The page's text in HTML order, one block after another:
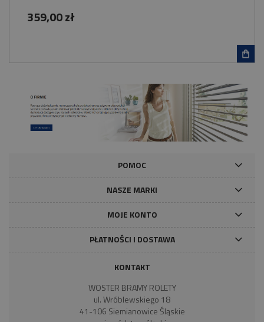
359,00 zł
POMOC
NASZE MARKI
MOJE KONTO
PŁATNOŚCI I DOSTAWA
KONTAKT
WOSTER BRAMY ROLETY
ul. Wróblewskiego 18
41-106 Siemianowice Śląskie